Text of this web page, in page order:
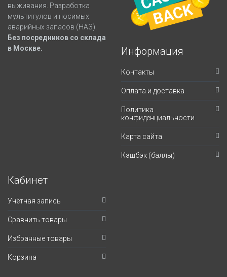
выживания. Разработка
мультитулов и носимых
аварийных запасов (НАЗ).
Без посредников со склада
в Москве.
Информация
Контакты
Оплата и доставка
Политика
конфиденциальности
Карта сайта
Кэшбэк (баллы)
Кабинет
Учётная запись
Сравнить товары
Избранные товары
Корзина